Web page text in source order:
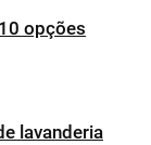
opções
lavanderia